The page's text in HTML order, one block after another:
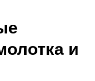
и